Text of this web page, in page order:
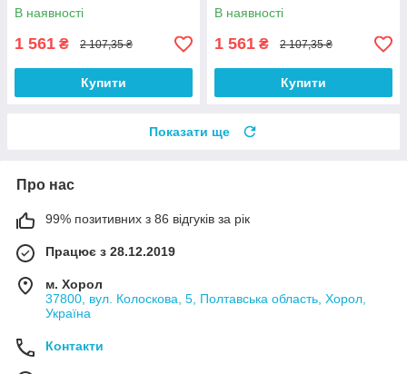
В наявності
1 561 ₴ 2 107,35 ₴
Купити
В наявності
1 561 ₴ 2 107,35 ₴
Купити
Показати ще
Про нас
99% позитивних з 86 відгуків за рік
Працює з 28.12.2019
м. Хорол
37800, вул. Колоскова, 5, Полтавська область, Хорол,
Україна
Контакти